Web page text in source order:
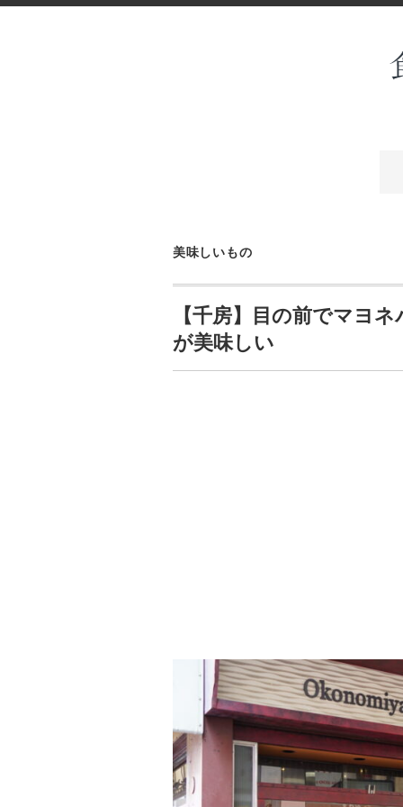
美味しいもの
【千房】目の前でマヨ
が美味しい